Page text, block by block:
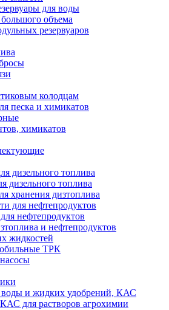
для воды
объема
резервуаров
колодцам
песка и химикатов
химикатов
дизельного топлива
дизельного топлива
хранения дизтоплива
для нефтепродуктов
нефтепродуктов
и нефтепродуктов
жидкостей
ТРК
воды и жидких удобрений, КАС
для растворов агрохимии